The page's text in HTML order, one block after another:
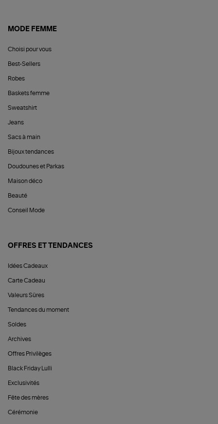
MODE FEMME
Choisi pour vous
Best-Sellers
Robes
Baskets femme
Sweatshirt
Jeans
Sacs à main
Bijoux tendances
Doudounes et Parkas
Maison déco
Beauté
Conseil Mode
OFFRES ET TENDANCES
Idées Cadeaux
Carte Cadeau
Valeurs Sûres
Tendances du moment
Soldes
Archives
Offres Privilèges
Black Friday Lulli
Exclusivités
Fête des mères
Cérémonie